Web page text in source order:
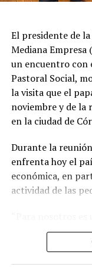
encargado de
Pese a que Milei
"corrupto", desde
preservar la
Quirno calificó de
bajar el nivel de su
Quirno afirmó en
que Argentina
instancia
existían otros
El desarrollo de
bonaerense
técnica entre las
El presidente de
Mediana Empresa
un encuentro con
Pastoral Social,
la visita que el
noviembre y de la
en la ciudad de
Durante la
enfrenta hoy el
económica, en
actividad de las
la visita de Su
manifestó que